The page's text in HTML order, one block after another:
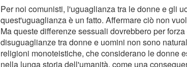
Per noi comunisti, l'uguaglianza tra le donne e gli
quest'uguaglianza è un fatto. Affermare ciò non
Ma queste differenze sessuali dovrebbero per
disuguaglianze tra donne e uomini non sono
religioni monoteistiche, che considerano le donne
nella lunga storia dell'umanità, come una